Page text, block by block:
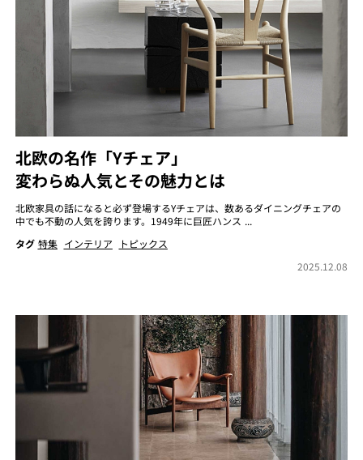
北欧の名作「Yチェア」
変わらぬ人気とその魅力とは
北欧家具の話になると必ず登場するYチェアは、数あるダイニングチェアの
中でも不動の人気を誇ります。1949年に巨匠ハンス ...
タグ 特集 インテリア
トピックス
2025.12.08